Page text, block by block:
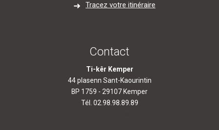
Tracez votre itinéraire
Contact
Ti-kêr Kemper
44 plasenn Sant-Kaourintin
BP 1759 - 29107 Kemper
Tél. 02.98.98.89.89